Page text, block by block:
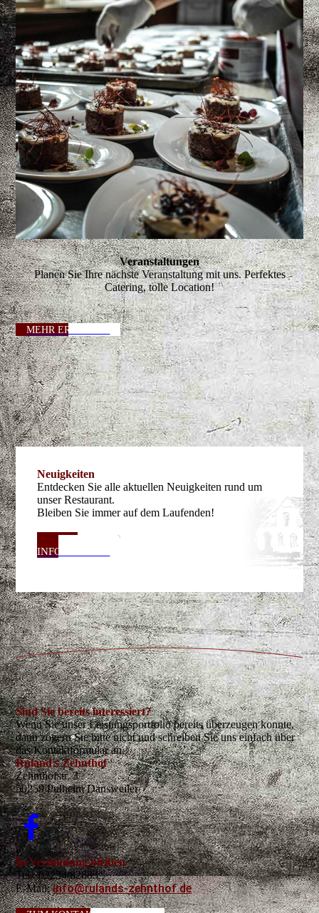
Veranstaltungen
Planen Sie Ihre nächste Veranstaltung mit uns. Perfektes
Catering, tolle Location!
MEHR ERFAHREN
Neuig­keiten
Entdecken Sie alle aktuellen Neuigkeiten rund um
unser Restaurant.
Bleiben Sie immer auf dem Laufenden!
JETZT
INFORMIEREN
Sind Sie bereits interessiert?
Wenn Sie unser Leistungsportfolio bereits überzeugen konnte,
dann zögern Sie bitte nicht und schreiben Sie uns einfach über
das Kontaktformular an.
Ruland's Zehnthof
Zehnthofstr. 3
50259 Pulheim Dansweiler
In Verbindung bleiben
Tel.: 02234/82883
E-Mail:info@rulands-zehnthof.de